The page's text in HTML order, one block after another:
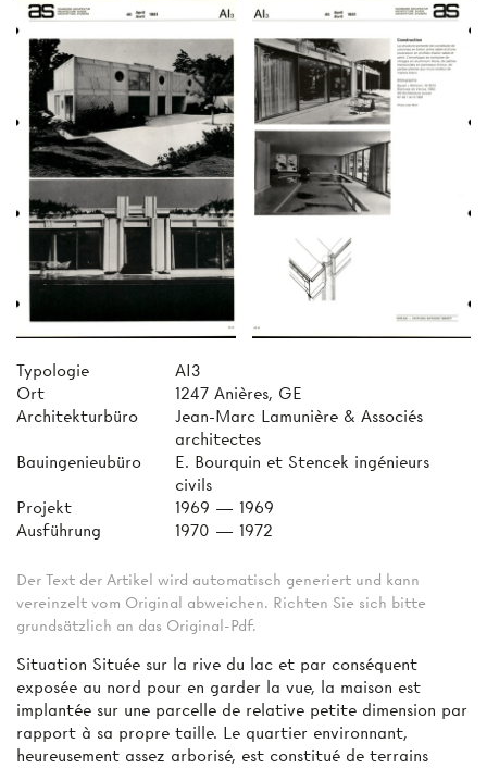
Typologie
AI3
Ort
1247 Anières, GE
Architekturbüro
Jean-Marc Lamunière & Associés
architectes
Bauingenieubüro
E. Bourquin et Stencek ingénieurs
civils
Projekt
1969 — 1969
Ausführung
1970 — 1972
Der Text der Artikel wird automatisch generiert und kann
vereinzelt vom Original abweichen. Richten Sie sich bitte
grundsätzlich an das Original-Pdf.
Situation Située sur la rive du lac et par conséquent
exposée au nord pour en garder la vue, la maison est
implantée sur une parcelle de relative petite dimension par
rapport à sa propre taille. Le quartier environnant,
heureusement assez arborisé, est constitué de terrains